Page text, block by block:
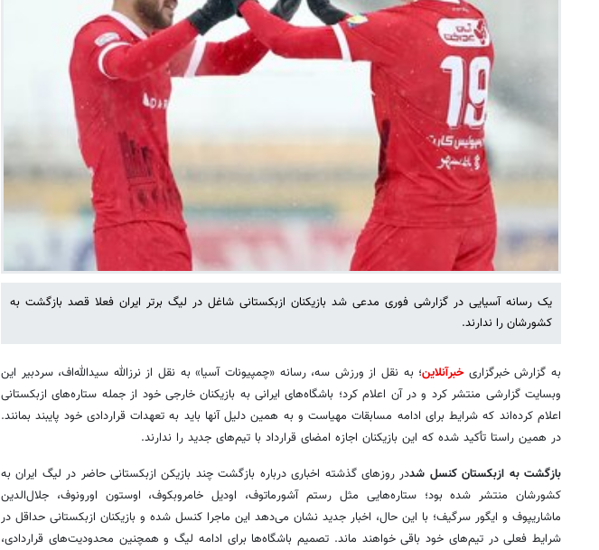
یک رسانه آسیایی در گزارشی فوری مدعی شد بازیکنان ازبکستانی شاغل در لیگ برتر ایران فعلا قصد بازگشت به
کشورشان را ندارند.
به گزارش خبرگزاریخبرآنلاین؛ به نقل از ورزش سه، رسانه «چمپیونات آسیا» به نقل از نرزالله سیدالله‌اف، سردبیر این
وبسایت گزارشی منتشر کرد و در آن اعلام کرد؛ باشگاه‌های ایرانی به بازیکنان خارجی خود از جمله ستاره‌های ازبکستانی
اعلام کرده‌اند که شرایط برای ادامه مسابقات مهیاست و به همین دلیل آنها باید به تعهدات قراردادی خود پایبند بمانند.
در همین راستا تأکید شده که این بازیکنان اجازه امضای قرارداد با تیم‌های جدید را ندارند.
بازگشت به ازبکستان کنسل شددر روزهای گذشته اخباری درباره بازگشت چند بازیکن ازبکستانی حاضر در لیگ ایران به
کشورشان منتشر شده بود؛ ستاره‌هایی مثل رستم آشورماتوف، اودیل خامروبکوف، اوستون اورونوف، جلال‌الدین
ماشاریپوف و ایگور سرگیف؛ با این حال، اخبار جدید نشان می‌دهد این ماجرا کنسل شده و بازیکنان ازبکستانی حداقل در
شرایط فعلی در تیم‌های خود باقی خواهند ماند. تصمیم باشگاه‌ها برای ادامه لیگ و همچنین محدودیت‌های قراردادی،